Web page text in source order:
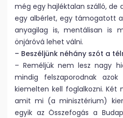
még egy hajléktalan szálló, de
egy albérlet, egy támogatott
anyagilag is, mentálisan is
önjáróvá lehet válni.
– Beszéljünk néhány szót a
– Reméljük nem lesz nagy
mindig felszaporodnak
kiemelten kell foglalkozni. Két
amit mi (a minisztérium)
egyik az Összefogás a